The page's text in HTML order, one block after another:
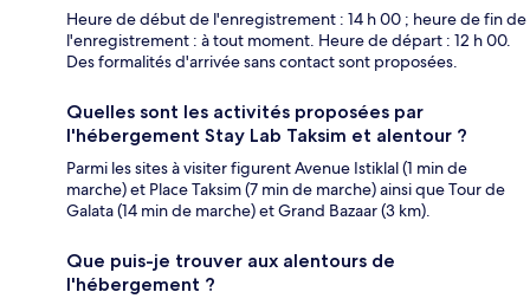
Heure de début de l'enregistrement : 14 h 00 ; heure de fin de
l'enregistrement : à tout moment. Heure de départ : 12 h 00.
Des formalités d'arrivée sans contact sont proposées.
Quelles sont les activités proposées par
l'hébergement Stay Lab Taksim et alentour ?
Parmi les sites à visiter figurent Avenue Istiklal (1 min de
marche) et Place Taksim (7 min de marche) ainsi que Tour de
Galata (14 min de marche) et Grand Bazaar (3 km).
Que puis-je trouver aux alentours de
l'hébergement ?